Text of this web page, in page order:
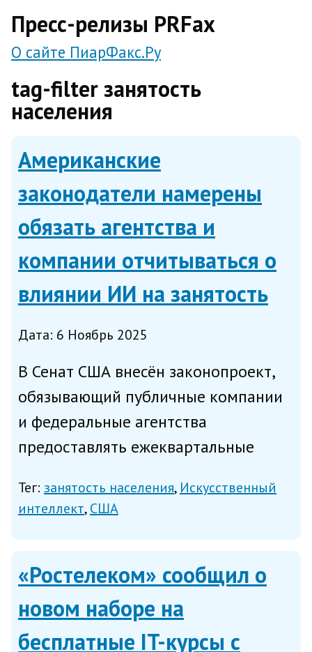
Пресс-релизы PRFax
О сайте ПиарФакс.Ру
tag-filter занятость
населения
Американские
законодатели намерены
обязать агентства и
компании отчитываться о
влиянии ИИ на занятость
Дата: 6 Ноябрь 2025
В Сенат США внесён законопроект,
обязывающий публичные компании
и федеральные агентства
предоставлять ежеквартальные
страны о влиянии задействованных
технологий искусственного
написал в сред...
Тег: занятость населения Искусственный
интеллект США
«Ростелеком» сообщил о
новом наборе на
бесплатные IT-курсы с